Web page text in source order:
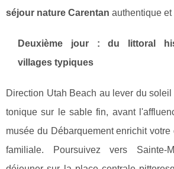
séjour nature Carentan authentique et
Deuxième jour : du littoral
villages typiques
Direction Utah Beach au lever du
tonique sur le sable fin, avant
musée du Débarquement enrichit
familiale. Poursuivez vers Sainte-